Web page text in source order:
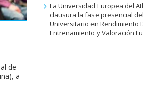
de
a
La Universidad Europea del
clausura la fase presencial
Universitario en Rendimiento
Entrenamiento y Valoración